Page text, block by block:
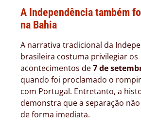
A Independência também
na Bahia
A narrativa tradicional da
brasileira costuma privilegiar os
acontecimentos de7 de
quando foi proclamado o
com Portugal. Entretanto, a
demonstra que a separação
de forma imediata.